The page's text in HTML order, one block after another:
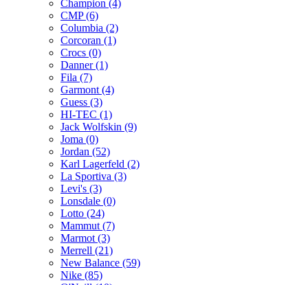
Champion (4)
CMP (6)
Columbia (2)
Corcoran (1)
Crocs (0)
Danner (1)
Fila (7)
Garmont (4)
Guess (3)
HI-TEC (1)
Jack Wolfskin (9)
Joma (0)
Jordan (52)
Karl Lagerfeld (2)
La Sportiva (3)
Levi's (3)
Lonsdale (0)
Lotto (24)
Mammut (7)
Marmot (3)
Merrell (21)
New Balance (59)
Nike (85)